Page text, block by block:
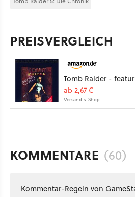
PREISVERGLEICH
Tomb Raider -
ab 2,67 €
Versand s. Shop
KOMMENTARE (60)
Kommentar-Regeln von